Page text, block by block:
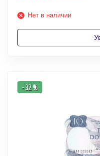
Нет в наличии
- 32 %